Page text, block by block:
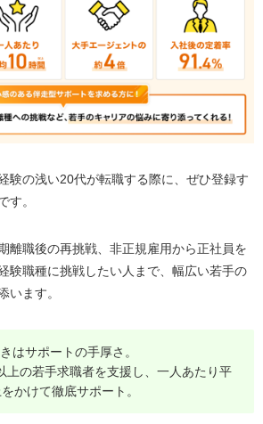
判②：最短1週間で内定獲得。スムー
早く働き始められる
判③：キャリアアドバイザーの専門
チな専門職にも対応してくれる
判④：平均10時間以上の手厚い支
く、自信を持って選考に挑める
働ける職場に出会える
判⑥：2万人以上の若手支援実績。第
判⑦：リアルな企業情報の提供。就
がはっきり掴める
判⑧：スタートアップ・ベンチャー
残念な口コミ・評判7つ
・評判①：求人の総数が他の大手サー
ない
験の浅い20代が転職する際に、ぜひ登録す
す。
離職後の再挑戦、非正規雇用から正社員を
験職種に挑戦したい人まで、幅広い若手の
います。
はサポートの手厚さ。
上の若手求職者を支援し、一人あたり平
かけて徹底サポート。